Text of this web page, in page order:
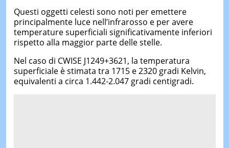
Questi oggetti celesti sono noti per emettere
principalmente luce nell’infrarosso e per avere
temperature superficiali significativamente inferiori
rispetto alla maggior parte delle stelle.
Nel caso di CWISE J1249+3621, la temperatura
superficiale è stimata tra 1715 e 2320 gradi Kelvin,
equivalenti a circa 1.442-2.047 gradi centigradi.